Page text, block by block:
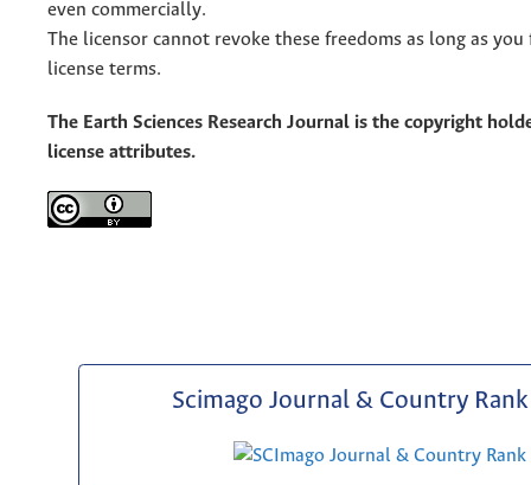
even commercially.
The licensor cannot revoke these freedoms as long as
license terms.
The Earth Sciences Research Journal is the copyright
license attributes.
Scimago Journal & Country Rank